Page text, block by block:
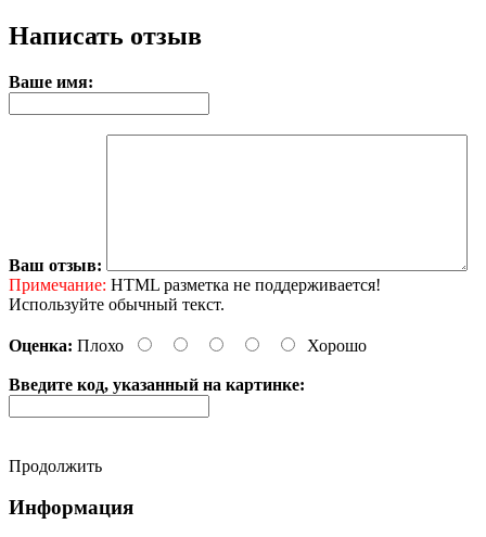
Написать отзыв
Ваше имя:
Ваш отзыв:
Примечание: HTML разметка не поддерживается!
Используйте обычный текст.
Оценка: Плохо Хорошо
Введите код, указанный на картинке:
Продолжить
Информация